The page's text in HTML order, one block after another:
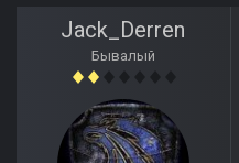
Jack_Derren
Бывалый